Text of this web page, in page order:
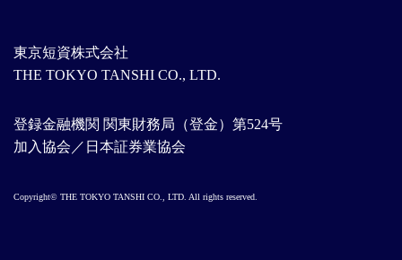
東京短資株式会社
THE TOKYO TANSHI CO., LTD.
登録金融機関 関東財務局（登金）第524号
加入協会／日本証券業協会
Copyright© THE TOKYO TANSHI CO., LTD. All rights reserved.